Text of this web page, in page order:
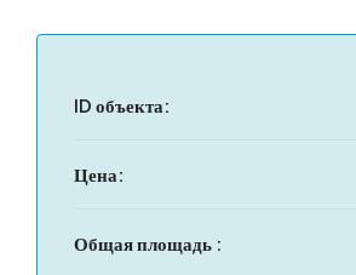
ID объекта:
Цена:
Общая площадь :